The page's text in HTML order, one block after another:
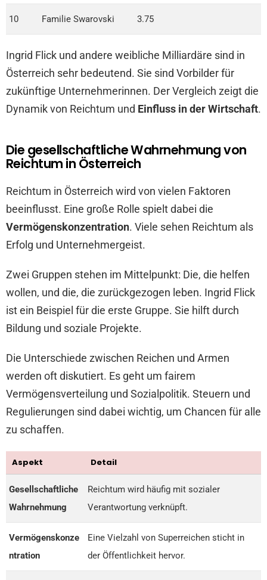
10 Familie Swarovski 3.75
Ingrid Flick und andere weibliche Milliardäre sind in
Österreich sehr bedeutend. Sie sind Vorbilder für
zukünftige Unternehmerinnen. Der Vergleich zeigt die
Dynamik von Reichtum und Einfluss in der Wirtschaft.
Die gesellschaftliche Wahrnehmung von
Reichtum in Österreich
Reichtum in Österreich wird von vielen Faktoren
beeinflusst. Eine große Rolle spielt dabei die
Vermögenskonzentration. Viele sehen Reichtum als
Erfolg und Unternehmergeist.
Zwei Gruppen stehen im Mittelpunkt: Die, die helfen
wollen, und die, die zurückgezogen leben. Ingrid Flick
ist ein Beispiel für die erste Gruppe. Sie hilft durch
Bildung und soziale Projekte.
Die Unterschiede zwischen Reichen und Armen
werden oft diskutiert. Es geht um fairem
Vermögensverteilung und Sozialpolitik. Steuern und
Regulierungen sind dabei wichtig, um Chancen für alle
zu schaffen.
Aspekt Detail
Gesellschaftliche
Wahrnehmung
Reichtum wird häufig mit sozialer
Verantwortung verknüpft.
Vermögenskonze
ntration
Eine Vielzahl von Superreichen sticht in
der Öffentlichkeit hervor.